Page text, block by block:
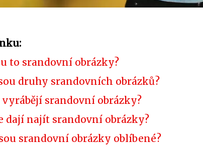
to srandovní obrázky?
druhy srandovních obrázků?
vyrábějí srandovní obrázky?
dají najít srandovní obrázky?
srandovní obrázky oblíbené?